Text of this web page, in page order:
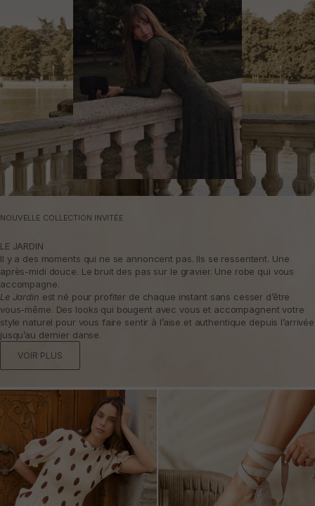
NOUVELLE COLLECTION INVITÉE
LE JARDIN
Il y a des moments qui ne se annoncent pas. Ils se ressentent. Une
après-midi douce. Le bruit des pas sur le gravier. Une robe qui vous
accompagne.
Le Jardin est né pour profiter de chaque instant sans cesser d’être
vous-même. Des looks qui bougent avec vous et accompagnent votre
style naturel pour vous faire sentir à l’aise et authentique depuis l’arrivée
jusqu’au dernier danse.
VOIR PLUS